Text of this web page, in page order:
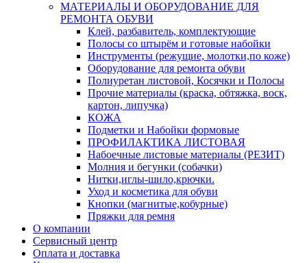
МАТЕРИАЛЫ И ОБОРУДОВАНИЕ ДЛЯ
РЕМОНТА ОБУВИ
Клей, разбавитель, комплектующие
Полосы со штырём и готовые набойки
Инструменты (режущие, молотки,по коже)
Оборудование для ремонта обуви
Полиуретан листовой, Косячки и Полосы
Прочие материалы (краска, обтяжка, воск,
картон, липучка)
КОЖА
Подметки и Набойки формовые
ПРОФИЛАКТИКА ЛИСТОВАЯ
Набоечные листовые материалы (РЕЗИТ)
Молния и бегунки (собачки)
Нитки,иглы-шило,крючки.
Уход и косметика для обуви
Кнопки (магнитые,кобурные)
Пряжки для ремня
О компании
Сервисный центр
Оплата и доставка